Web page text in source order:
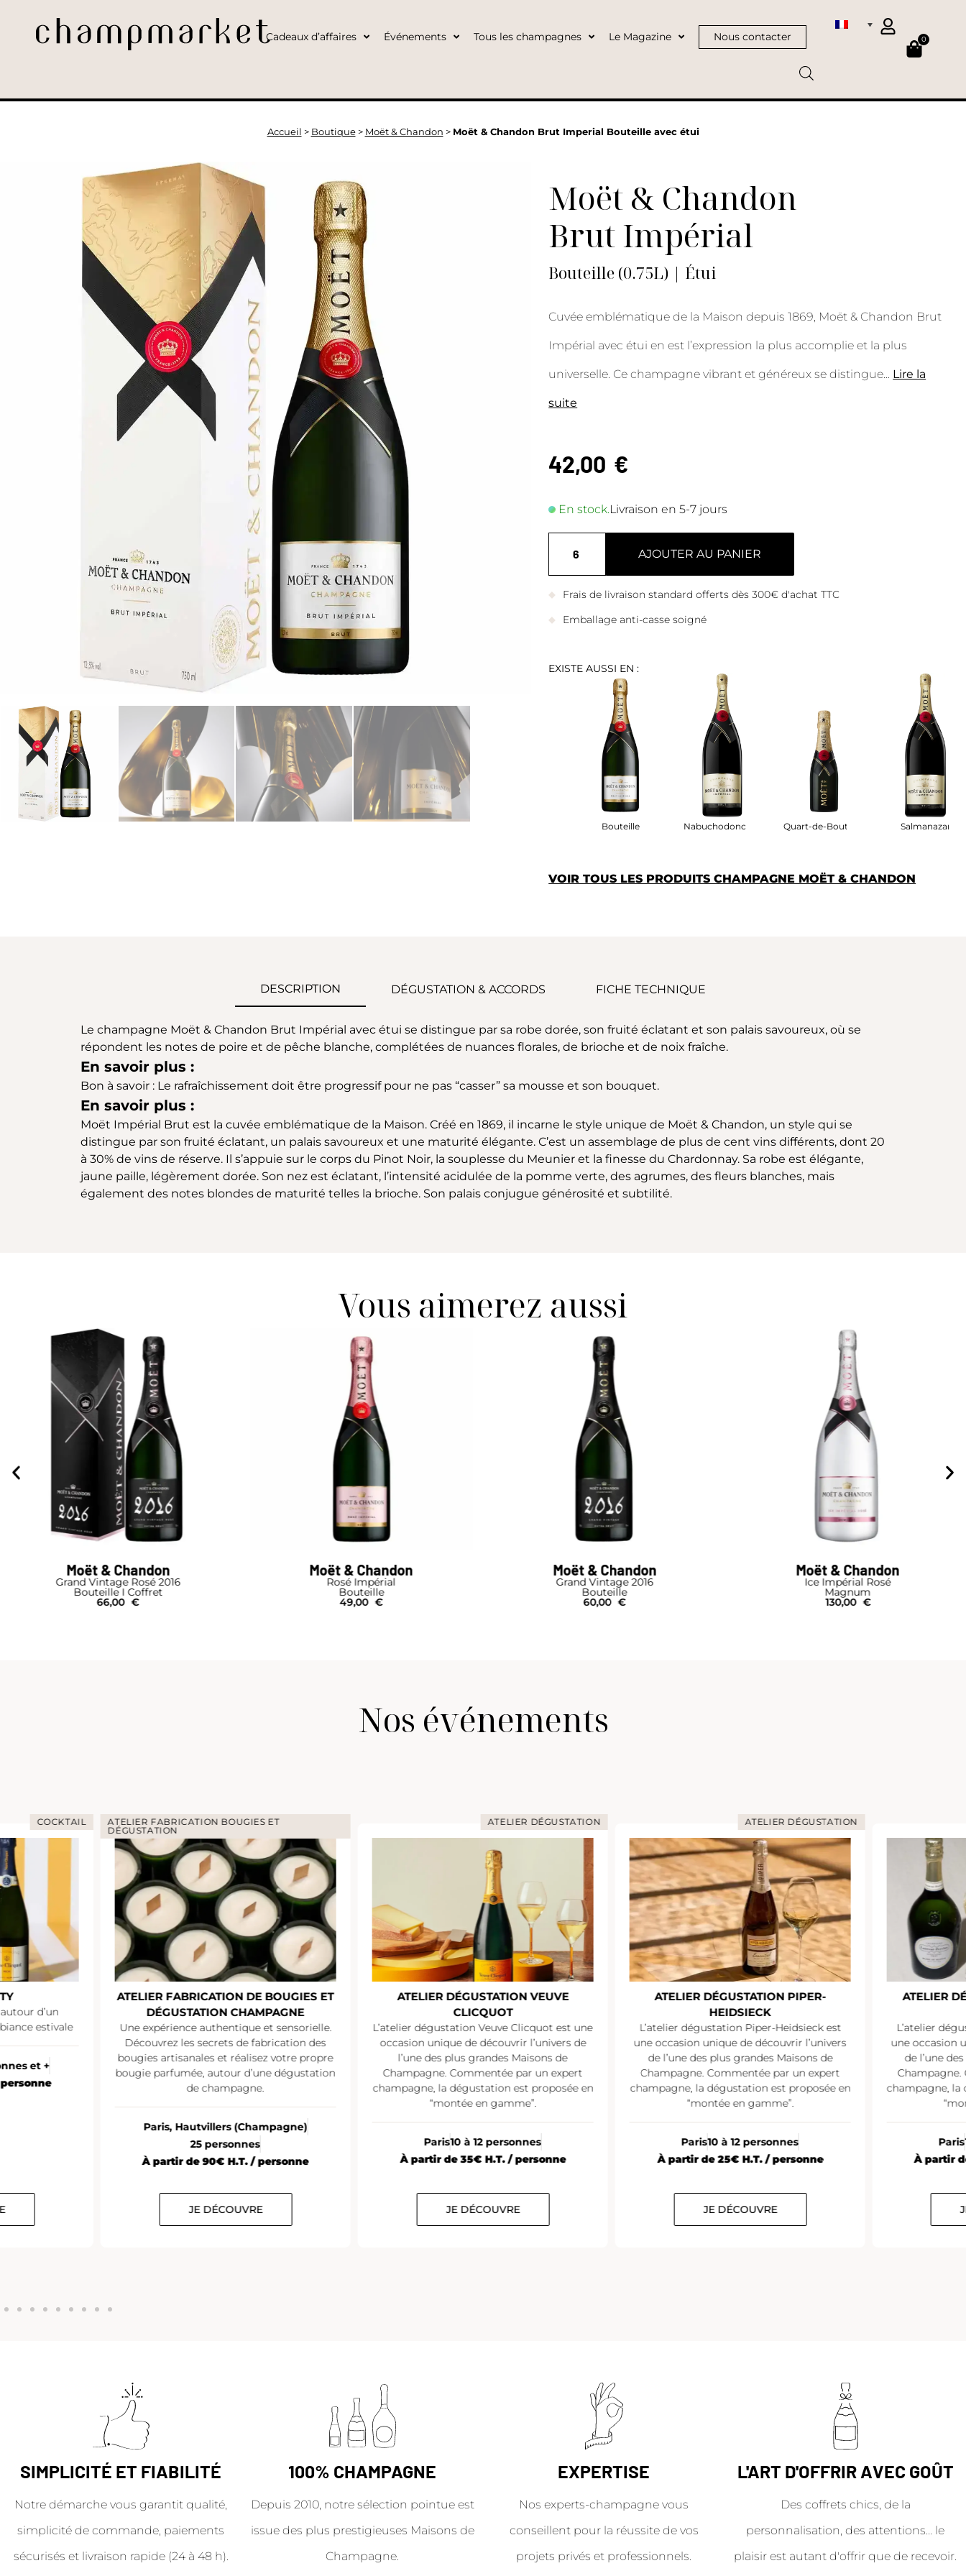
Cadeaux d’affaires Événements Tous les champagnes Le Magazine Nous contacter 0
Accueil > Boutique> Moët & Chandon > Moët & Chandon Brut Imperial Bouteille avec étui
Moët & Chandon
Brut Impérial
Bouteille (0.75L) | Étui
Cuvée emblématique de la Maison depuis 1869, Moët & Chandon Brut
Impérial avec étui en est l’expression la plus accomplie et la plus
universelle. Ce champagne vibrant et généreux se distingue... Lire la
suite
42,00 €
En stock.Livraison en 5-7 jours
AJOUTER AU PANIER
Frais de livraison standard offerts dès 300€ d'achat TTC
Emballage anti-casse soigné
EXISTE AUSSI EN :
Bouteille Nabuchodonosor Quart-de-Bouteille Salmanazar
VOIR TOUS LES PRODUITS CHAMPAGNE MOËT & CHANDON
DESCRIPTION DÉGUSTATION & ACCORDS FICHE TECHNIQUE
Le champagne Moët & Chandon Brut Impérial avec étui se distingue par sa robe dorée, son fruité éclatant et son palais savoureux, où se
répondent les notes de poire et de pêche blanche, complétées de nuances florales, de brioche et de noix fraîche.
En savoir plus :
Bon à savoir : Le rafraîchissement doit être progressif pour ne pas “casser” sa mousse et son bouquet.
En savoir plus :
Moët Impérial Brut est la cuvée emblématique de la Maison. Créé en 1869, il incarne le style unique de Moët & Chandon, un style qui se
distingue par son fruité éclatant, un palais savoureux et une maturité élégante. C’est un assemblage de plus de cent vins différents, dont 20
à 30% de vins de réserve. Il s’appuie sur le corps du Pinot Noir, la souplesse du Meunier et la finesse du Chardonnay. Sa robe est élégante,
jaune paille, légèrement dorée. Son nez est éclatant, l’intensité acidulée de la pomme verte, des agrumes, des fleurs blanches, mais
également des notes blondes de maturité telles la brioche. Son palais conjugue générosité et subtilité.
Vous aimerez aussi
Moët & Chandon
Grand Vintage Rosé 2016
Bouteille I Coffret
66,00 €
Moët & Chandon
Rosé Impérial
Bouteille
49,00 €
Moët & Chandon
Grand Vintage 2016
Bouteille
60,00 €
Moët & Chandon
Ice Impérial Rosé
Magnum
130,00 €
Nos événements
COCKTAIL
d’un
estivale
et +
ATELIER FABRICATION BOUGIES ET
DÉGUSTATION
ATELIER FABRICATION DE BOUGIES ET
DÉGUSTATION CHAMPAGNE
Une expérience authentique et sensorielle.
Découvrez les secrets de fabrication des
bougies artisanales et réalisez votre propre
bougie parfumée, autour d’une dégustation
de champagne.
Paris, Hautvillers (Champagne)
25 personnes
À partir de 90€ H.T. / personne
JE DÉCOUVRE
ATELIER DÉGUSTATION
ATELIER DÉGUSTATION VEUVE
CLICQUOT
L’atelier dégustation Veuve Clicquot est une
occasion unique de découvrir l’univers de
l’une des plus grandes Maisons de
Champagne. Commentée par un expert
champagne, la dégustation est proposée en
“montée en gamme”.
Paris10 à 12 personnes
À partir de 35€ H.T. / personne
JE DÉCOUVRE
ATELIER DÉGUSTATION
ATELIER DÉGUSTATION PIPER-
HEIDSIECK
L’atelier dégustation Piper-Heidsieck est
une occasion unique de découvrir l’univers
de l’une des plus grandes Maisons de
Champagne. Commentée par un expert
champagne, la dégustation est proposée en
“montée en gamme”.
Paris10 à 12 personnes
À partir de 25€ H.T. / personne
JE DÉCOUVRE
ATELIER
L’atelier
une occasion
de l’une
champagne, la
Paris
À partir
SIMPLICITÉ ET FIABILITÉ
Notre démarche vous garantit qualité,
simplicité de commande, paiements
sécurisés et livraison rapide (24 à 48 h).
100% CHAMPAGNE
Depuis 2010, notre sélection pointue est
issue des plus prestigieuses Maisons de
Champagne.
EXPERTISE
Nos experts-champagne vous
conseillent pour la réussite de vos
projets privés et professionnels.
L'ART D'OFFRIR AVEC GOÛT
Des coffrets chics, de la
personnalisation, des attentions… le
plaisir est autant d'offrir que de recevoir.